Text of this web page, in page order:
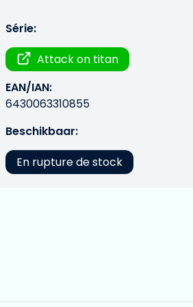
Série:
Attack on titan
EAN/IAN:
6430063310855
Beschikbaar:
En rupture de stock